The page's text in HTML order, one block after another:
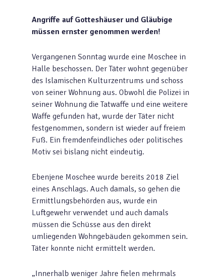
Angriffe auf Gotteshäuser und Gläubige
müssen ernster genommen werden!
Vergangenen Sonntag wurde eine Moschee in
Halle beschossen. Der Täter wohnt gegenüber
des Islamischen Kulturzentrums und schoss
von seiner Wohnung aus. Obwohl die Polizei in
seiner Wohnung die Tatwaffe und eine weitere
Waffe gefunden hat, wurde der Täter nicht
festgenommen, sondern ist wieder auf freiem
Fuß. Ein fremdenfeindliches oder politisches
Motiv sei bislang nicht eindeutig.
Ebenjene Moschee wurde bereits 2018 Ziel
eines Anschlags. Auch damals, so gehen die
Ermittlungsbehörden aus, wurde ein
Luftgewehr verwendet und auch damals
müssen die Schüsse aus den direkt
umliegenden Wohngebäuden gekommen sein.
Täter konnte nicht ermittelt werden.
„Innerhalb weniger Jahre fielen mehrmals